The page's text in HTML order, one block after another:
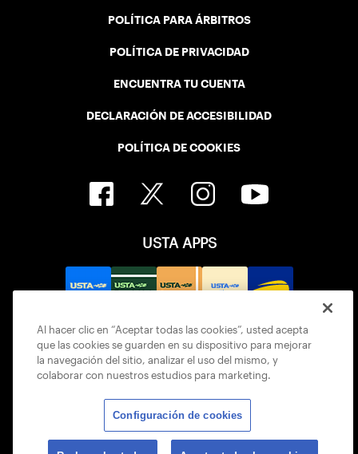
POLÍTICA PARA ÁRBITROS
POLÍTICA DE PRIVACIDAD
ENCUENTRA TU CUENTA
DECLARACIÓN DE ACCESIBILIDAD
POLÍTICA DE COOKIES
USTA APPS
© 2026 USTA ALL RIGHTS RESERVED
Al hacer clic en “Aceptar todas las cookies”, usted acepta
que las cookies se guarden en su dispositivo para mejorar
la navegación del sitio, analizar el uso del mismo, y
colaborar con nuestros estudios para marketing.
Configuración de cookies